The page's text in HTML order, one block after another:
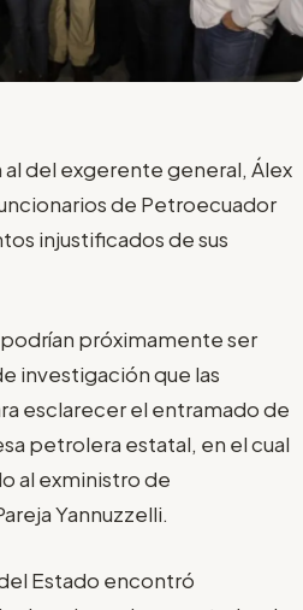
al del exgerente general, Álex
de Petroecuador
injustificados de sus
próximamente ser
investigación que las
esclarecer el entramado de
petrolera estatal, en el cual
al exministro de
Yannuzzelli.
Estado encontró